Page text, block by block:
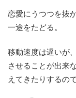
恋愛にうつつを抜
一途をたどる。
移動速度は遅いが
させることが出来
えてきたりするの